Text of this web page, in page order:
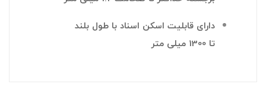
دارای قابلیت اسکن اسناد با طول بلند
تا 1300 میلی متر